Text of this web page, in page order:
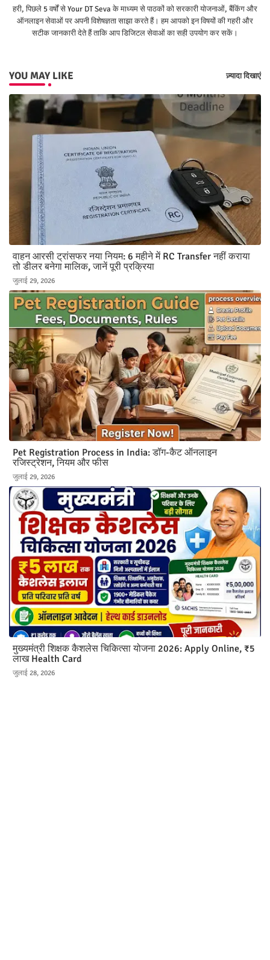
हरी, पिछले 5 वर्षों से Your DT Seva के माध्यम से पाठकों को सरकारी योजनाओं, बैंकिंग और
ऑनलाइन सेवाओं पर अपनी विशेषज्ञता साझा करते हैं। हम आपको इन विषयों की गहरी और
सटीक जानकारी देते हैं ताकि आप डिजिटल सेवाओं का सही उपयोग कर सकें।
YOU MAY LIKE ज़्यादा दिखाएं
वाहन आरसी ट्रांसफर नया नियम: 6 महीने में RC Transfer नहीं कराया
तो डीलर बनेगा मालिक, जानें पूरी प्रक्रिया
जुलाई 29, 2026
Pet Registration Process in India: डॉग-कैट ऑनलाइन
रजिस्ट्रेशन, नियम और फीस
जुलाई 29, 2026
मुख्यमंत्री शिक्षक कैशलेस चिकित्सा योजना 2026: Apply Online, ₹5
लाख Health Card
जुलाई 28, 2026